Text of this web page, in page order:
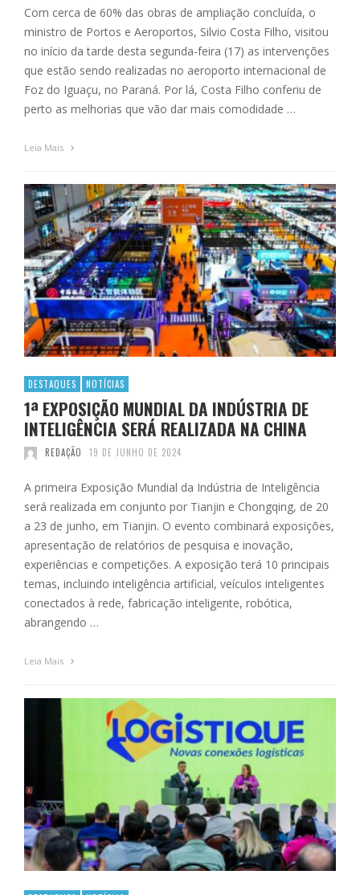
Com cerca de 60% das obras de ampliação concluída, o
ministro de Portos e Aeroportos, Silvio Costa Filho, visitou
no início da tarde desta segunda-feira (17) as intervenções
que estão sendo realizadas no aeroporto internacional de
Foz do Iguaçu, no Paraná. Por lá, Costa Filho conferiu de
perto as melhorias que vão dar mais comodidade …
Leia Mais
DESTAQUES NOTÍCIAS
1ª EXPOSIÇÃO MUNDIAL DA INDÚSTRIA DE
INTELIGÊNCIA SERÁ REALIZADA NA CHINA
REDAÇÃO 19 DE JUNHO DE 2024
A primeira Exposição Mundial da Indústria de Inteligência
será realizada em conjunto por Tianjin e Chongqing, de 20
a 23 de junho, em Tianjin. O evento combinará exposições,
apresentação de relatórios de pesquisa e inovação,
experiências e competições. A exposição terá 10 principais
temas, incluindo inteligência artificial, veículos inteligentes
conectados à rede, fabricação inteligente, robótica,
abrangendo …
Leia Mais